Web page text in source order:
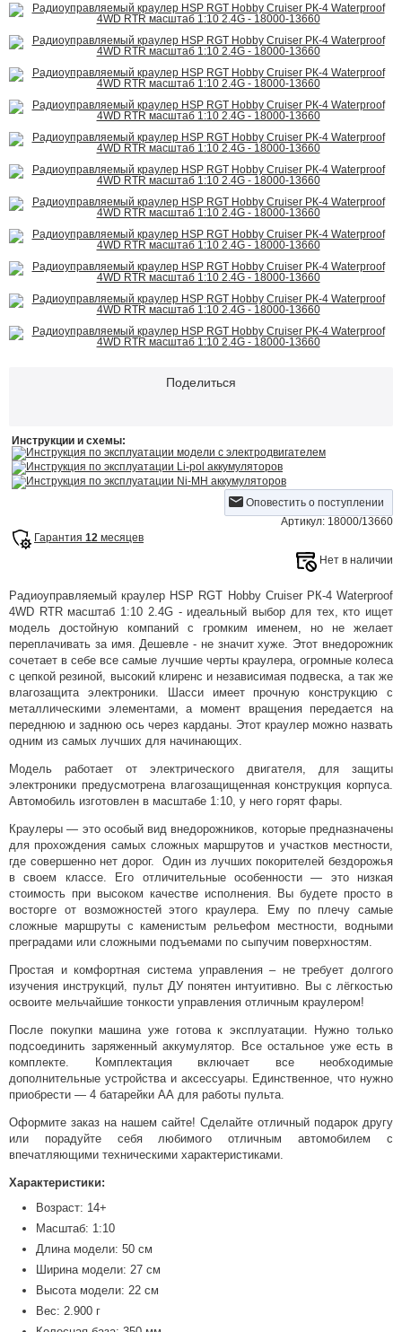
Поделиться
Инструкции и схемы:
Инструкция по эксплуатации модели с электродвигателем
Инструкция по эксплуатации Li-pol аккумуляторов
Инструкция по эксплуатации Ni-MH аккумуляторов
Оповестить о поступлении
Артикул: 18000/13660
Гарантия 12 месяцев
Нет в наличии
Радиоуправляемый краулер HSP RGT Hobby Cruiser РК-4 Waterproof
4WD RTR масштаб 1:10 2.4G - идеальный выбор для тех, кто ищет
модель достойную компаний с громким именем, но не желает
переплачивать за имя. Дешевле - не значит хуже. Этот внедорожник
сочетает в себе все самые лучшие черты краулера, огромные колеса
с цепкой резиной, высокий клиренс и независимая подвеска, а так же
влагозащита электроники. Шасси имеет прочную конструкцию с
металлическими элементами, а момент вращения передается на
переднюю и заднюю ось через карданы. Этот краулер можно назвать
одним из самых лучших для начинающих.
Модель работает от электрического двигателя, для защиты
электроники предусмотрена влагозащищенная конструкция корпуса.
Автомобиль изготовлен в масштабе 1:10, у него горят фары.
Краулеры — это особый вид внедорожников, которые предназначены
для прохождения самых сложных маршрутов и участков местности,
где совершенно нет дорог. Один из лучших покорителей бездорожья
в своем классе. Его отличительные особенности — это низкая
стоимость при высоком качестве исполнения. Вы будете просто в
восторге от возможностей этого краулера. Ему по плечу самые
сложные маршруты с каменистым рельефом местности, водными
преградами или сложными подъемами по сыпучим поверхностям.
Простая и комфортная система управления – не требует долгого
изучения инструкций, пульт ДУ понятен интуитивно. Вы с лёгкостью
освоите мельчайшие тонкости управления отличным краулером!
После покупки машина уже готова к эксплуатации. Нужно только
подсоединить заряженный аккумулятор. Все остальное уже есть в
комплекте. Комплектация включает все необходимые
дополнительные устройства и аксессуары. Единственное, что нужно
приобрести — 4 батарейки АА для работы пульта.
Оформите заказ на нашем сайте! Сделайте отличный подарок другу
или порадуйте себя любимого отличным автомобилем с
впечатляющими техническими характеристиками.
Характеристики:
Возраст: 14+
Масштаб: 1:10
Длина модели: 50 см
Ширина модели: 27 см
Высота модели: 22 см
Вес: 2.900 г